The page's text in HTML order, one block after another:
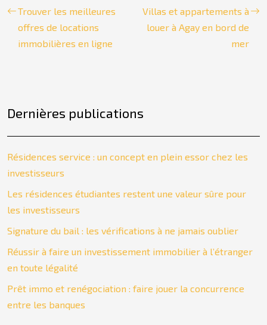
Trouver les meilleures
offres de locations
immobilières en ligne
Villas et appartements à
louer à Agay en bord de
mer
Dernières publications
Résidences service : un concept en plein essor chez les
investisseurs
Les résidences étudiantes restent une valeur sûre pour
les investisseurs
Signature du bail : les vérifications à ne jamais oublier
Réussir à faire un investissement immobilier à l’étranger
en toute légalité
Prêt immo et renégociation : faire jouer la concurrence
entre les banques